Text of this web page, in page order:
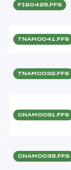
FIS0425.FFS
TNAM0041.FFS
TNAM0032.FFS
CNAM0031.FFS
CNAM0035.FFS